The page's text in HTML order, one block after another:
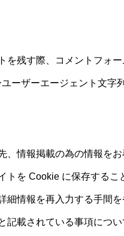
を残す際、コメントフォ
ーザーエージェント文字
、情報掲載の為の情報をお
トを Cookie に保存する
細情報を再入力する手間
記載されている事項につ